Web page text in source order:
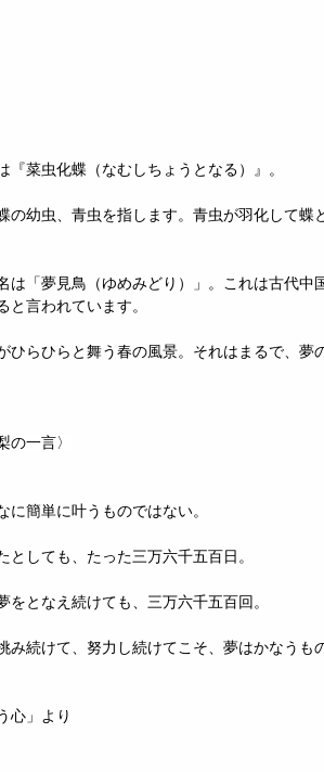
『菜虫化蝶（なむしちょうとなる）』。
の幼虫、青虫を指します。青虫が羽化して蝶
は「夢見鳥（ゆめみどり）」。これは古代
と言われています。
ひらひらと舞う春の風景。それはまるで、夢
の一言〉
に簡単に叶うものではない。
としても、たった三万六千五百日。
をとなえ続けても、三万六千五百回。
み続けて、努力し続けてこそ、夢はかなうも
心」より